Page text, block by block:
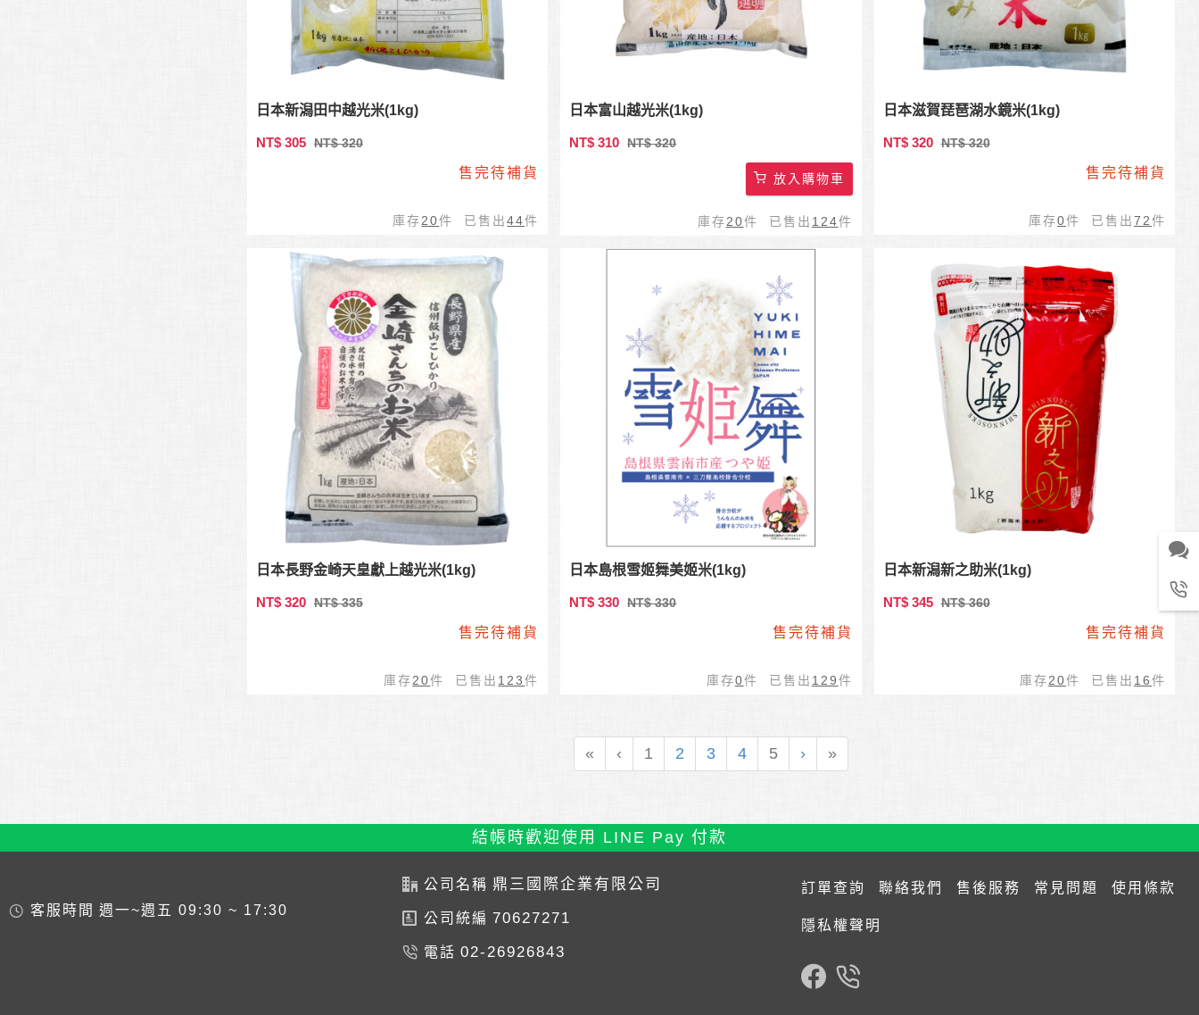
日本新潟田中越光米(1kg)
NT$ 305 NT$ 320
售完待補貨
庫存20件 已售出44件
日本富山越光米(1kg)
NT$ 310 NT$ 320
放入購物車
庫存20件 已售出 124件
日本滋賀琵琶湖水鏡米(1kg)
NT$ 320 NT$ 320
售完待補貨
庫存0件 已售出72件
日本長野金崎天皇獻上越光米(1kg)
NT$ 320 NT$ 335
售完待補貨
庫存20件 已售出 123件
日本島根雪姬舞美姬米(1kg)
NT$ 330 NT$ 330
售完待補貨
庫存0件 已售出 129件
日本新潟新之助米(1kg)
NT$ 345 NT$ 360
售完待補貨
庫存20件 已售出 16件
« ‹ 1 2 3 4 5 › »
結帳時歡迎使用 LINE Pay 付款
客服時間 週一~週五 09:30 ~ 17:30
公司名稱 鼎三國際企業有限公司
公司統編 70627271
電話 02-26926843
訂單查詢 聯絡我們 售後服務 常見問題 使用條款
隱私權聲明